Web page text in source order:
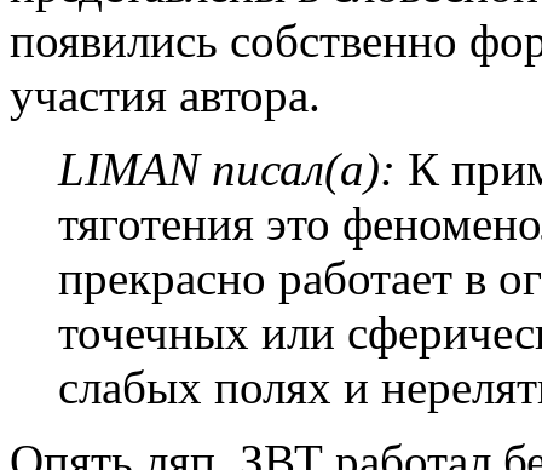
появились собственно
участия автора.
LIMAN писал(а): К
тяготения это
прекрасно работает в
точечных или
слабых полях и